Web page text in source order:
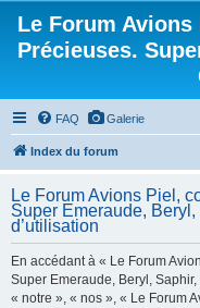
Le Forum
Précieuses.
FAQ Galerie
Index du forum
Le Forum Avions Piel,
Super Emeraude,
d’utilisation
En accédant à « Le Forum
Super Emeraude, Beryl,
« notre », « nos », « Le Forum